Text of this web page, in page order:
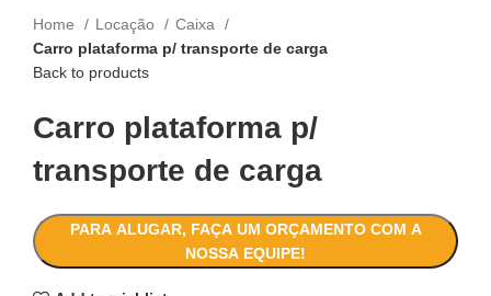
Home
Locação
Caixa
Carro plataforma p/ transporte de carga
Back to products
Carro plataforma p/
transporte de carga
PARA ALUGAR, FAÇA UM ORÇAMENTO COM A
NOSSA EQUIPE!